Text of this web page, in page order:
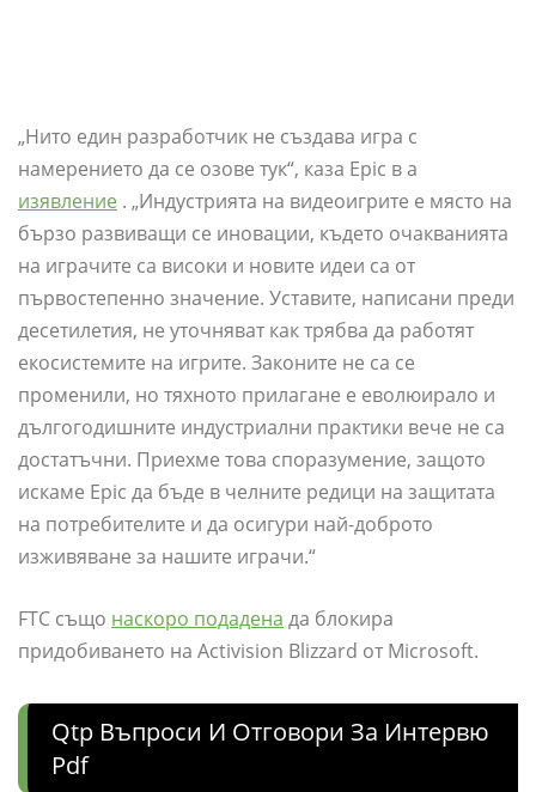
„Нито един разработчик не създава игра с
намерението да се озове тук“, каза Epic в a
изявление . „Индустрията на видеоигрите е място на
бързо развиващи се иновации, където очакванията
на играчите са високи и новите идеи са от
първостепенно значение. Уставите, написани преди
десетилетия, не уточняват как трябва да работят
екосистемите на игрите. Законите не са се
променили, но тяхното прилагане е еволюирало и
дългогодишните индустриални практики вече не са
достатъчни. Приехме това споразумение, защото
искаме Epic да бъде в челните редици на защитата
на потребителите и да осигури най-доброто
изживяване за нашите играчи.“
FTC също наскоро подадена да блокира
придобиването на Activision Blizzard от Microsoft.
Qtp Въпроси И Отговори За Интервю
Pdf